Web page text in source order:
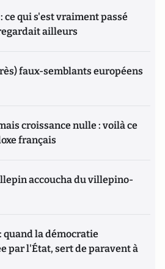
ce qui s'est vraiment passé
ailleurs
faux-semblants européens
croissance nulle : voilà ce
français
accoucha du villepino-
quand la démocratie
par l'État, sert de paravent à